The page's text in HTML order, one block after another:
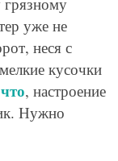
уже не
неся с
кусочки
, настроение
Нужно